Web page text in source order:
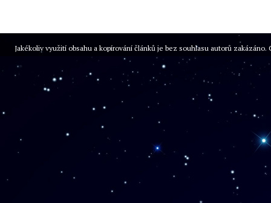
Jakékoliv využití obsahu a kopírování článků je bez souhlasu autorů